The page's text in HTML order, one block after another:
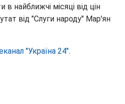
в найближчі місяці від цін
від "Слуги народу" Мар'ян
"Україна 24".